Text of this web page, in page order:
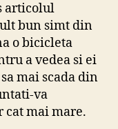
articolul
bun simt din
o bicicleta
a vedea si ei
mai scada din
va
mai mare.